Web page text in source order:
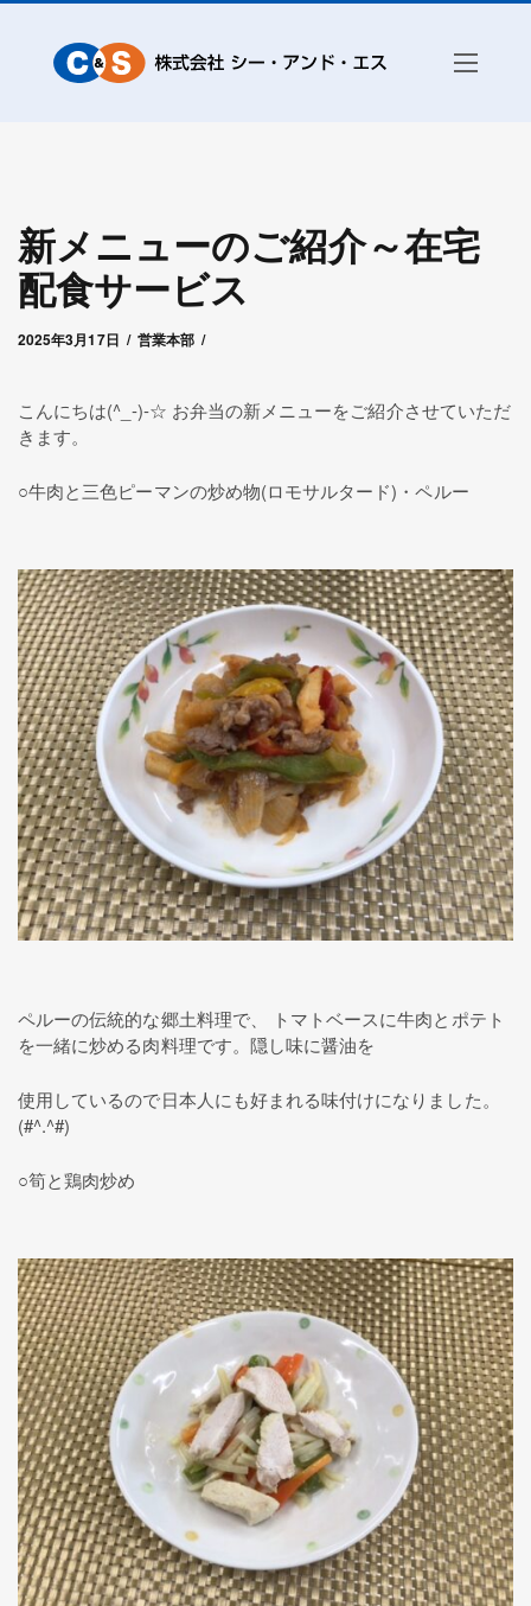
新メニューのご紹介～在宅
配食サービス
2025年3月17日
2025年3月17日 営業本部
byシー・アンド・エス高崎
こんにちは(^_-)-☆ お弁当の新メニューをご紹介させていただ
きます。
○牛肉と三色ピーマンの炒め物(ロモサルタード)・ペルー
ペルーの伝統的な郷土料理で、 トマトベースに牛肉とポテト
を一緒に炒める肉料理です。隠し味に醤油を
使用しているので日本人にも好まれる味付けになりました。
(#^.^#)
○筍と鶏肉炒め